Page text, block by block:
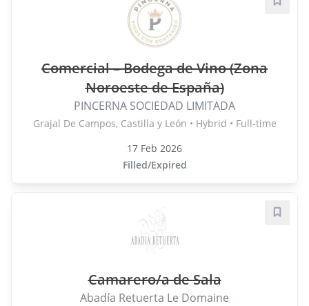
Comercial – Bodega de Vino (Zona
Noroeste de España)
PINCERNA SOCIEDAD LIMITADA
Grajal De Campos, Castilla y León • Hybrid • Full-time
17 Feb 2026
Filled/Expired
Save
Camarero/a de Sala
Abadía Retuerta Le Domaine
Save